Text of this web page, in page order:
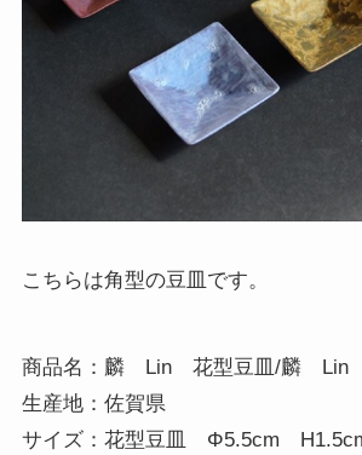
こちらは角型の豆皿です。
商品名：麟　Lin　花型豆皿/麟　Lin
生産地：佐賀県
サイズ：花型豆皿　Φ5.5cm　